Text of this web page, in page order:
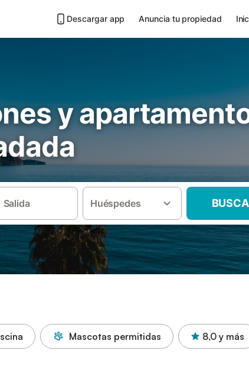
Descargar app Anuncia tu propiedad
y
Salida Huéspedes
Mascotas permitidas 8,0 y más